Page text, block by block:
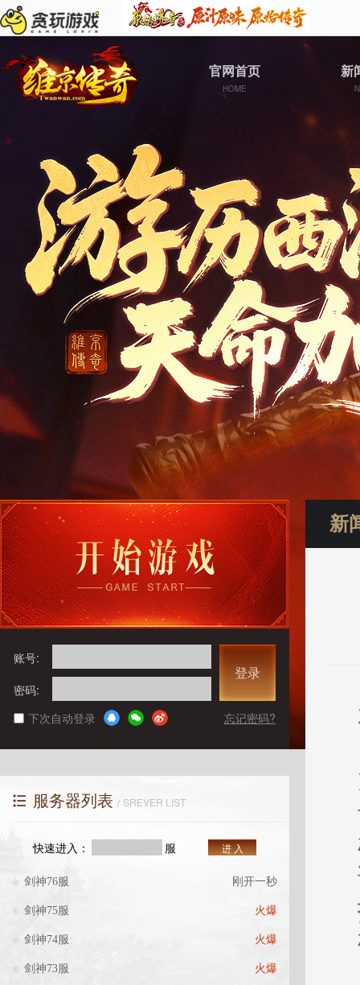
官网首页
HOME
新
账号:
密码:
登录
下次自动登录 忘记密码?
服务器列表 SREVER LIST
快速进入： 服 进 入
剑神76服 刚开一秒
剑神75服 火爆
剑神74服 火爆
剑神73服 火爆
新